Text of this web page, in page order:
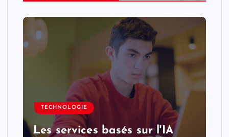
TECHNOLOGIE
Les services basés sur l'IA